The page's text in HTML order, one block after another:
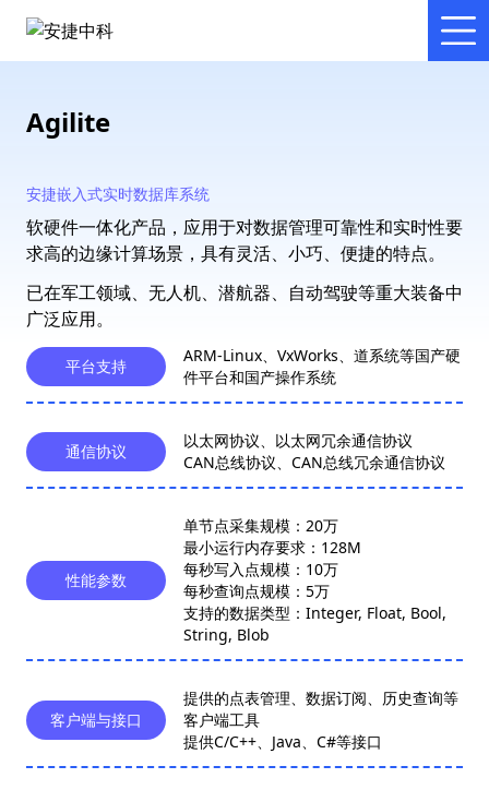
Agilite
安捷嵌入式实时数据库系统
软硬件一体化产品，应用于对数据管理可靠性和实时性要
求高的边缘计算场景，具有灵活、小巧、便捷的特点。
已在军工领域、无人机、潜航器、自动驾驶等重大装备中
广泛应用。
平台支持
ARM-Linux、VxWorks、道系统等国产硬
件平台和国产操作系统
通信协议
以太网协议、以太网冗余通信协议
CAN总线协议、CAN总线冗余通信协议
性能参数
单节点采集规模：20万
最小运行内存要求：128M
每秒写入点规模：10万
每秒查询点规模：5万
支持的数据类型：Integer, Float, Bool,
String, Blob
客户端与接口
提供的点表管理、数据订阅、历史查询等
客户端工具
提供C/C++、Java、C#等接口